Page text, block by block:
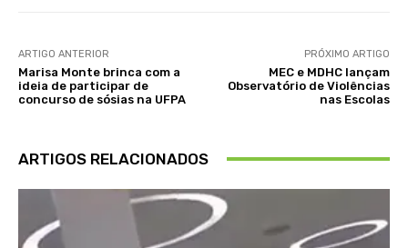
ARTIGO ANTERIOR
Marisa Monte brinca com a
ideia de participar de
concurso de sósias na UFPA
PRÓXIMO ARTIGO
MEC e MDHC lançam
Observatório de Violências
nas Escolas
ARTIGOS RELACIONADOS